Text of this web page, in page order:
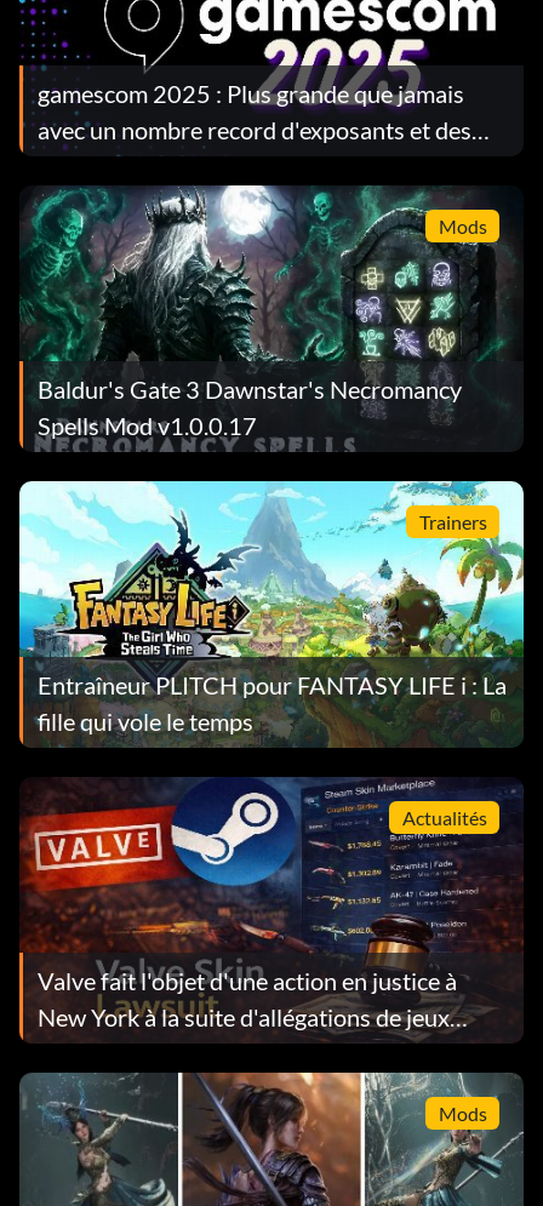
gamescom 2025 : Plus grande que jamais
avec un nombre record d'exposants et des
révélations majeures
Mods
Baldur's Gate 3 Dawnstar's Necromancy
Spells Mod v1.0.0.17
Trainers
Entraîneur PLITCH pour FANTASY LIFE i : La
fille qui vole le temps
Actualités
Valve fait l'objet d'une action en justice à
New York à la suite d'allégations de jeux
d'argent sur Steam Skin
Mods